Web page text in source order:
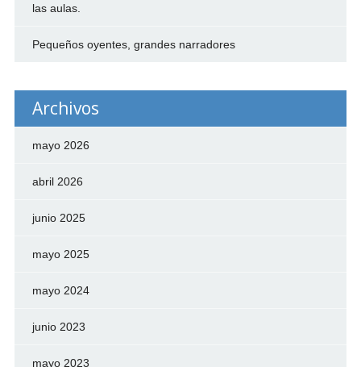
las aulas.
Pequeños oyentes, grandes narradores
Archivos
mayo 2026
abril 2026
junio 2025
mayo 2025
mayo 2024
junio 2023
mayo 2023